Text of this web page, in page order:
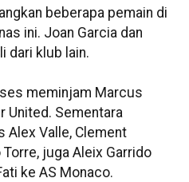
beberapa pemain di
ini. Joan Garcia dan
dari klub lain.
meminjam Marcus
United. Sementara
Alex Valle, Clement
juga Aleix Garrido
ke AS Monaco.